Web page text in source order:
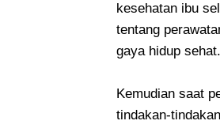
kesehatan ibu
tentang
gaya hidup sehat.
Kemudian saat
tindakan-